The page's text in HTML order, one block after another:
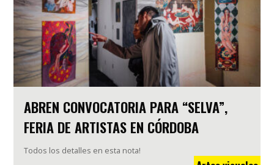
ABREN CONVOCATORIA PARA “SELVA”,
FERIA DE ARTISTAS EN CÓRDOBA
Todos los detalles en esta nota!